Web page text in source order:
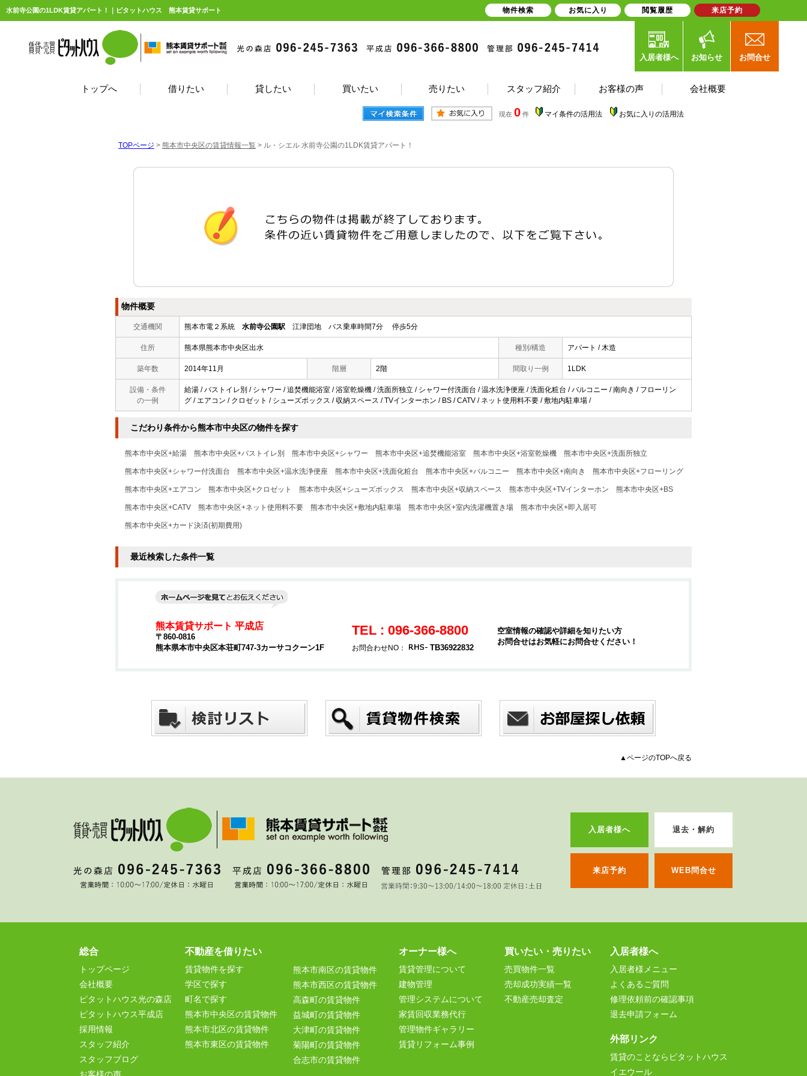
水前寺公園の1LDK賃貸アパート！｜ピタットハウス 熊本賃貸サポート
入居者様へ お知らせ お問合せ
トップへ 借りたい 貸したい 買いたい 売りたい スタッフ紹介 お客様の声 会社概要
現在 0 件 マイ条件の活用法 お気に入りの活用法
TOPページ > 熊本市中央区の賃貸情報一覧 > ル・シエル 水前寺公園の1LDK賃貸アパート！
物件概要
交通機関 熊本市電２系統 水前寺公園駅 江津団地 バス乗車時間7分 停歩5分
住所 熊本県熊本市中央区出水 種別/構造 アパート / 木造
築年数 2014年11月 階層 2階 間取り一例 1LDK
設備・条件
の一例
給湯 / バストイレ別 / シャワー / 追焚機能浴室 / 浴室乾燥機 / 洗面所独立 / シャワー付洗面台 / 温水洗浄便座 / 洗面化粧台 / バルコニー / 南向き / フローリン
グ / エアコン / クロゼット / シューズボックス / 収納スペース / TVインターホン / BS / CATV / ネット使用料不要 / 敷地内駐車場 /
こだわり条件から熊本市中央区の物件を探す
熊本市中央区+給湯 熊本市中央区+バストイレ別 熊本市中央区+シャワー 熊本市中央区+追焚機能浴室 熊本市中央区+浴室乾燥機 熊本市中央区+洗面所独立
熊本市中央区+シャワー付洗面台 熊本市中央区+温水洗浄便座 熊本市中央区+洗面化粧台 熊本市中央区+バルコニー 熊本市中央区+南向き 熊本市中央区+フローリング
熊本市中央区+エアコン 熊本市中央区+クロゼット 熊本市中央区+シューズボックス 熊本市中央区+収納スペース 熊本市中央区+TVインターホン 熊本市中央区+BS
熊本市中央区+CATV 熊本市中央区+ネット使用料不要 熊本市中央区+敷地内駐車場 熊本市中央区+室内洗濯機置き場 熊本市中央区+即入居可
熊本市中央区+カード決済(初期費用)
最近検索した条件一覧
熊本賃貸サポート 平成店
〒860-0816
熊本県本市中央区本荘町747-3カーサコクーン1F
TEL : 096-366-8800
お問合わせNO： TB36922832
空室情報の確認や詳細を知りたい方
お問合せはお気軽にお問合せください！
▲ページのTOPへ戻る
入居者様へ 退去・解約
来店予約 WEB問合せ
総合
トップページ
会社概要
ピタットハウス光の森店
ピタットハウス平成店
採用情報
スタッフ紹介
スタッフブログ
不動産を借りたい
賃貸物件を探す
学区で探す
町名で探す
熊本市中央区の賃貸物件
熊本市北区の賃貸物件
熊本市東区の賃貸物件
熊本市南区の賃貸物件
熊本市西区の賃貸物件
高森町の賃貸物件
益城町の賃貸物件
大津町の賃貸物件
菊陽町の賃貸物件
合志市の賃貸物件
オーナー様へ
賃貸管理について
建物管理
管理システムについて
家賃回収業務代行
管理物件ギャラリー
賃貸リフォーム事例
買いたい・売りたい
売買物件一覧
売却成功実績一覧
不動産売却査定
入居者様へ
入居者様メニュー
よくあるご質問
修理依頼前の確認事項
退去申請フォーム
外部リンク
賃貸のことならピタットハウス
イエウール
物件検索 お気に入り 閲覧履歴 来店予約